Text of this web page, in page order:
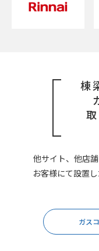
棟
他サイト、他店
お客様にて設置
ガス